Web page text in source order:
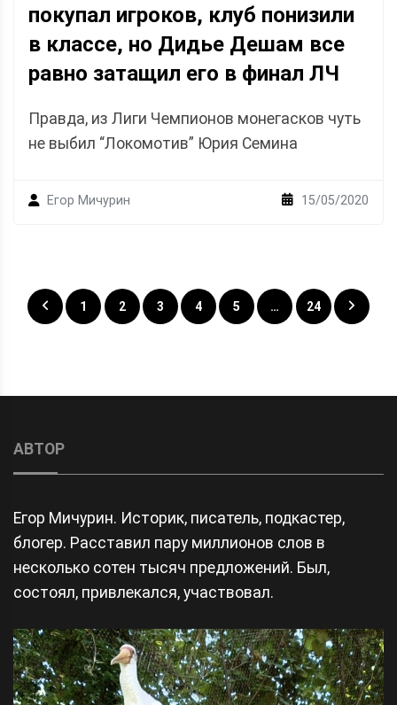
покупал игроков, клуб понизили
в классе, но Дидье Дешам все
равно затащил его в финал ЛЧ
Правда, из Лиги Чемпионов монегасков чуть
не выбил “Локомотив” Юрия Семина
Егор Мичурин 15/05/2020
Posts
navigation
1 2 3 4 5 … 24
АВТОР
Егор Мичурин. Историк, писатель, подкастер,
блогер. Расставил пару миллионов слов в
несколько сотен тысяч предложений. Был,
состоял, привлекался, участвовал.